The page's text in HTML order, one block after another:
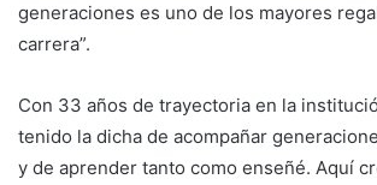
generaciones es uno de los mayores
carrera”.
Con 33 años de trayectoria en la
tenido la dicha de acompañar
y de aprender tanto como enseñé. Aquí